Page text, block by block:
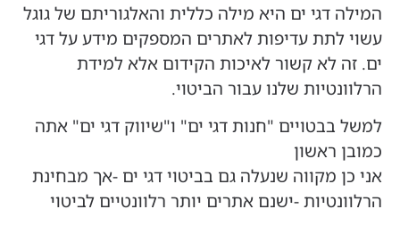
המילה דגי ים היא מילה כללית והאלגוריתם של גוגל
עשוי לתת עדיפות לאתרים המספקים מידע על דגי
ים. זה לא קשור לאיכות הקידום אלא למידת
הרלוונטיות שלנו עבור הביטוי.
למשל בבטויים "חנות דגי ים" ו"שיווק דגי ים" אתה
כמובן ראשון
אני כן מקווה שנעלה גם בביטוי דגי ים -אך מבחינת
הרלוונטיות -ישנם אתרים יותר רלוונטיים לביטוי